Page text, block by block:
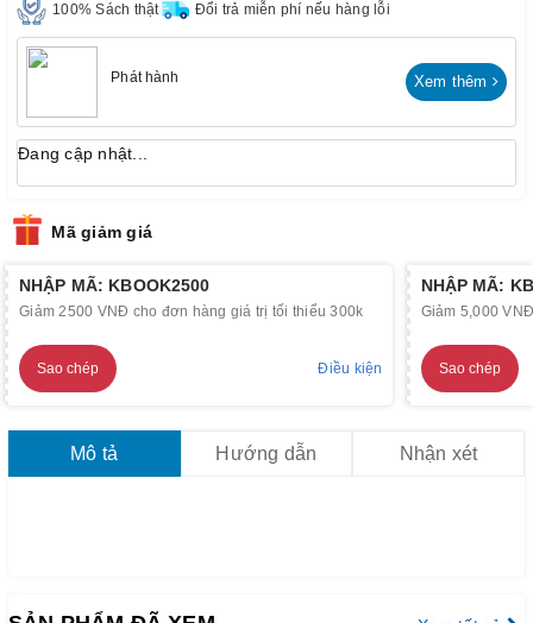
100% Sách thật Đổi trả miễn phí nếu hàng lỗi
Phát hành Xem thêm
Đang cập nhật...
Mã giảm giá
NHẬP MÃ: KBOOK2500
Giảm 2500 VNĐ cho đơn hàng giá trị tối thiểu 300k
Sao chép Điều kiện
NHẬP MÃ:
Giảm 5,000
Sao chép
Mô tả Hướng dẫn Nhận xét